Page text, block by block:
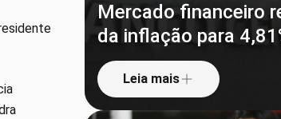
Mercado financeiro
da inflação para
Leia mais